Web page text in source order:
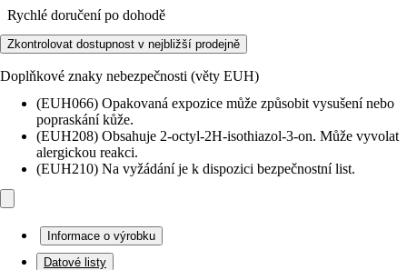
Rychlé doručení po dohodě
Zkontrolovat dostupnost v nejbližší prodejně
Doplňkové znaky nebezpečnosti (věty EUH)
(EUH066) Opakovaná expozice může způsobit vysušení nebo
popraskání kůže.
(EUH208) Obsahuje 2-octyl-2H-isothiazol-3-on. Může vyvolat
alergickou reakci.
(EUH210) Na vyžádání je k dispozici bezpečnostní list.
Informace o výrobku
Datové listy